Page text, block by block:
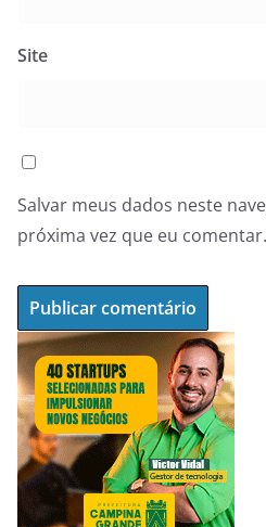
Site
Salvar meus dados neste
próxima vez que eu comentar.